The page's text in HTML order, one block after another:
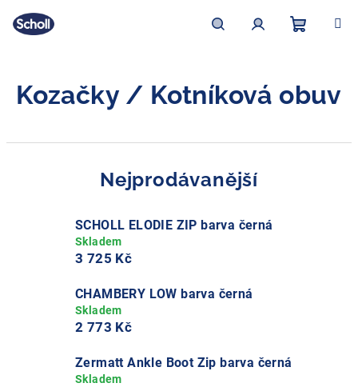
obsah
košík
Kozačky / Kotníková obuv
Nejprodávanější
SCHOLL ELODIE ZIP barva černá
3 725 Kč
CHAMBERY LOW barva černá
2 773 Kč
Zermatt Ankle Boot Zip barva černá